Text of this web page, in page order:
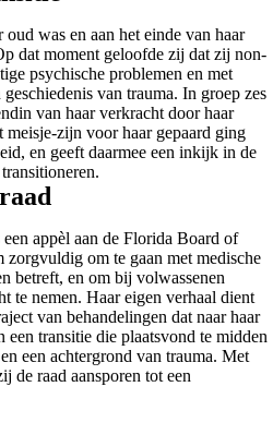
was en aan het einde van haar
dat moment geloofde zij dat zij non-
psychische problemen en met
van trauma. In groep zes
van haar verkracht door haar
zijn voor haar gepaard ging
en geeft daarmee een inkijk in de
appèl aan de Florida Board of
om te gaan met medische
betreft, en om bij volwassenen
te nemen. Haar eigen verhaal dient
van behandelingen dat naar haar
een transitie die plaatsvond te midden
een achtergrond van trauma. Met
de raad aansporen tot een